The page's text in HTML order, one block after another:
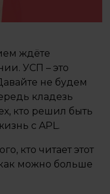
ждёте
УСП – это
не будем
кладезь
кто решил быть
с APL.
кто читает этот
можно больше